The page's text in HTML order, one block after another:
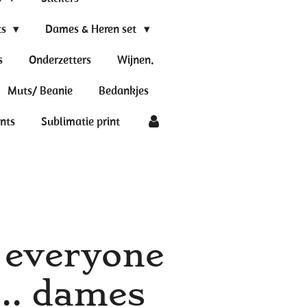
Dames & Heren set
Onderzetters Wijnen.
Muts/ Beanie Bedankjes
Sublimatie print
dames